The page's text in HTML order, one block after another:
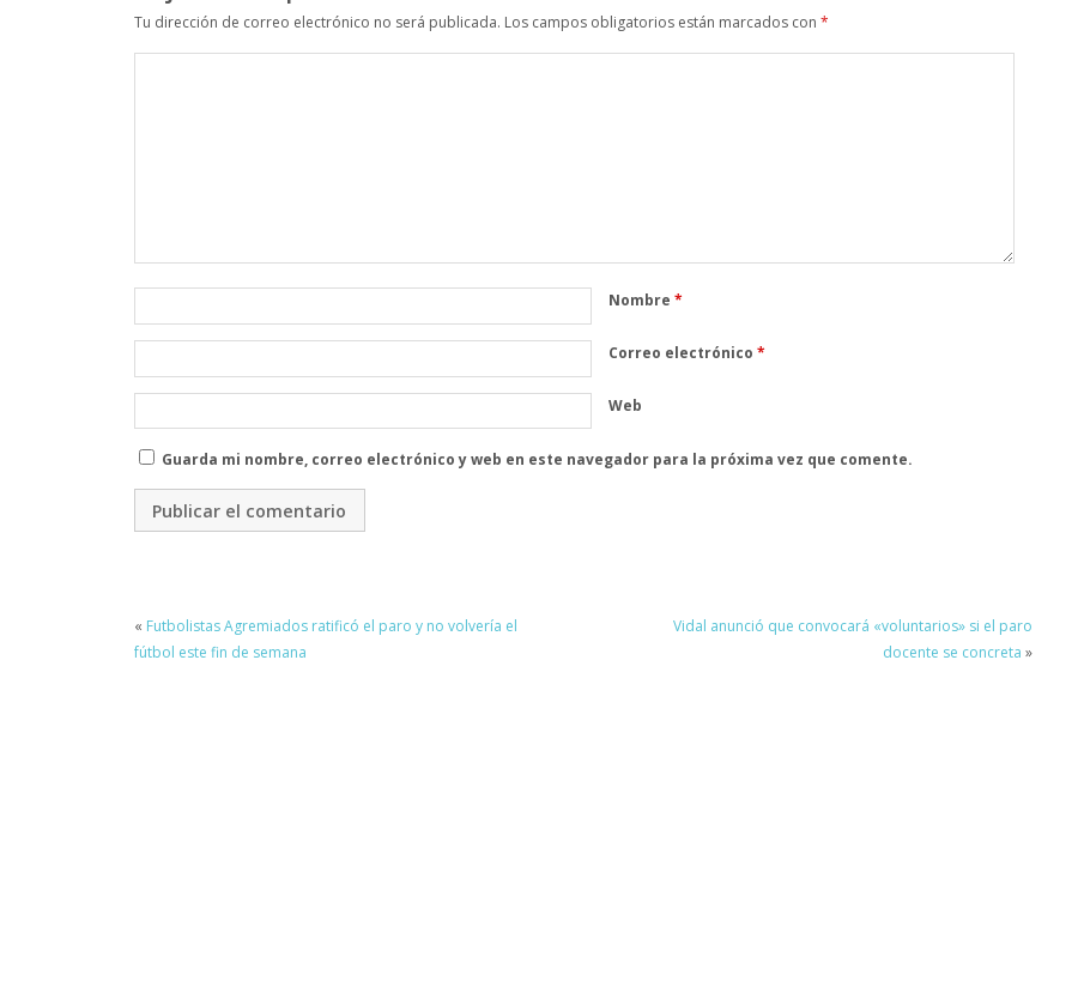
Tu dirección de correo electrónico no será publicada. Los campos obligatorios están marcados con *
Nombre *
Correo electrónico *
Web
Guarda mi nombre, correo electrónico y web en este navegador para la próxima vez que comente.
« Futbolistas Agremiados ratificó el paro y no volvería el
fútbol este fin de semana
Vidal anunció que convocará «voluntarios» si el paro
docente se concreta »